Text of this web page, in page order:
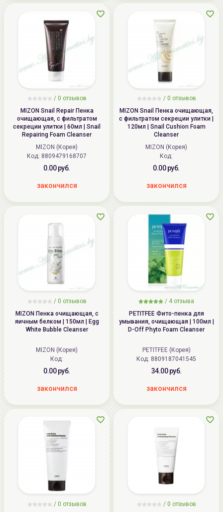
/ 0 отзывов
MIZON Snail Repair Пенка
очищающая, с фильтратом
секреции улитки | 60мл | Snail
Repairing Foam Cleanser
MIZON (Корея)
Код: 8809479168707
0.00 руб.
закончился
/ 0 отзывов
MIZON Snail Пенка очищающая,
с фильтратом секреции улитки |
120мл | Snail Cushion Foam
Cleanser
MIZON (Корея)
Код:
0.00 руб.
закончился
/ 0 отзывов
MIZON Пенка очищающая, с
яичным белком | 150мл | Egg
White Bubble Cleanser
MIZON (Корея)
Код:
0.00 руб.
закончился
/ 4отзыва
PETITFEE Фито-пенка для
умывания, очищающая | 100мл |
D-Off Phyto Foam Cleanser
PETITFEE (Корея)
Код: 8809187041545
34.00 руб.
закончился
/ 0 отзывов
/ 0 отзывов